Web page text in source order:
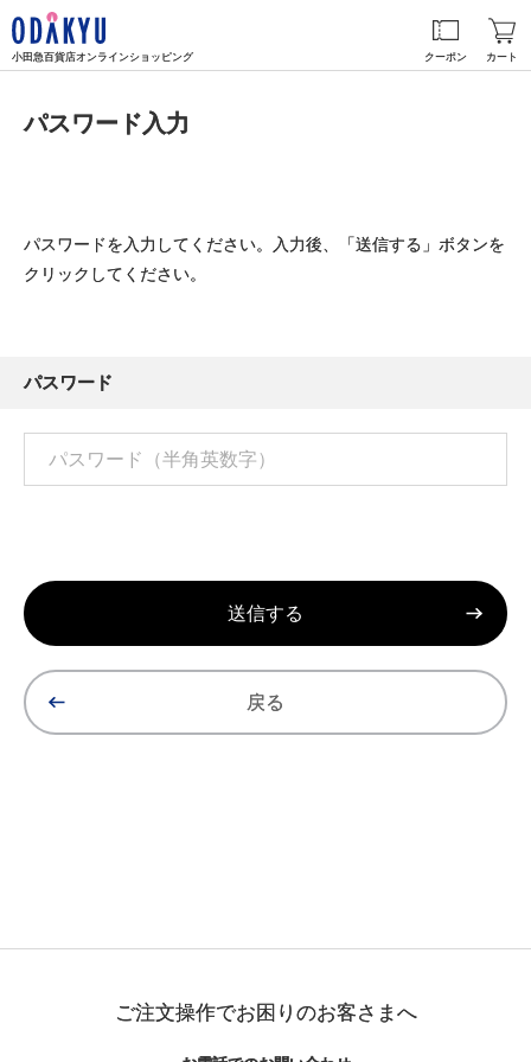
小田急百貨店オンラインショッピング クーポン カート
パスワード入力
パスワードを入力してください。入力後、「送信する」ボタンを
クリックしてください。
パスワード
戻る
ご注文操作でお困りのお客さまへ